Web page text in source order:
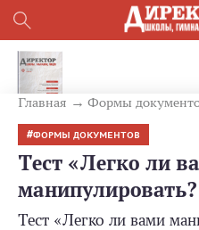
Главная Формы
ФОРМЫ ДОКУМЕНТОВ
Тест «Легко ли
Тест «Легко ли вами